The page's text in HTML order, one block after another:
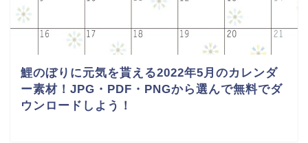
鯉のぼりに元気を貰える2022年5月のカレンダ
ー素材！JPG・PDF・PNGから選んで無料でダ
ウンロードしよう！